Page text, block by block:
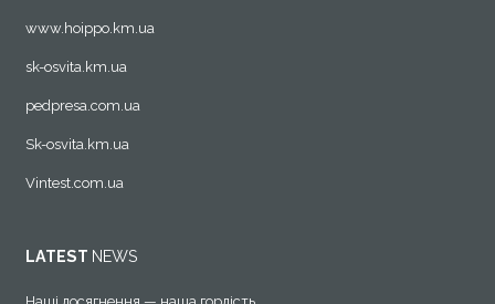
www.hoippo.km.ua
sk-osvita.km.ua
pedpresa.com.ua
Sk-osvita.km.ua
Vintest.com.ua
LATEST NEWS